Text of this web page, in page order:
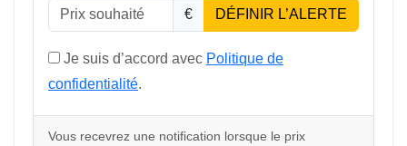
€ DÉFINIR L’ALERTE
Je suis d’accord avec Politique de
confidentialité.
Vous recevrez une notification lorsque le prix